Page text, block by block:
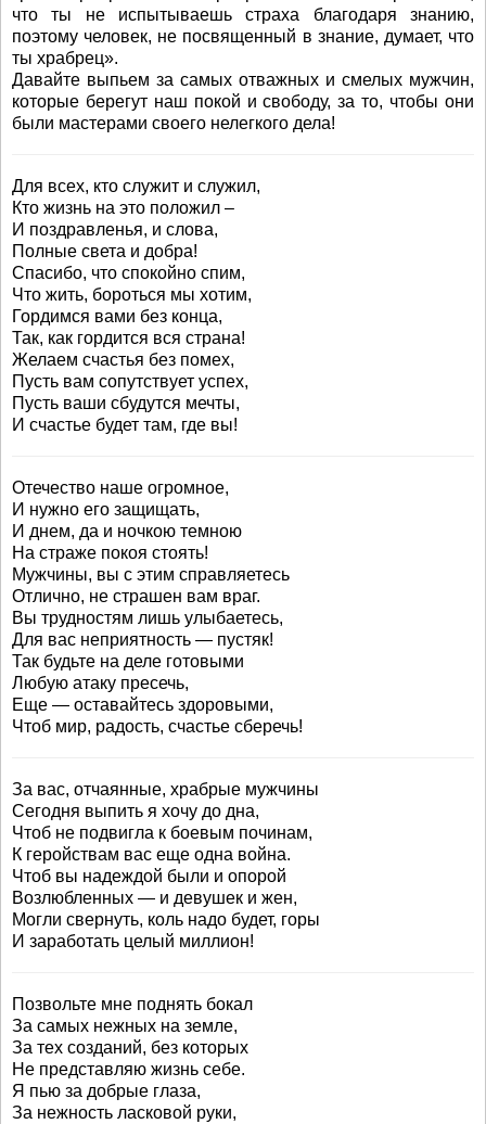
что ты не испытываешь страха благодаря знанию,
поэтому человек, не посвященный в знание, думает, что
ты храбрец».
Давайте выпьем за самых отважных и смелых мужчин,
которые берегут наш покой и свободу, за то, чтобы они
были мастерами своего нелегкого дела!
Для всех, кто служит и служил,
Кто жизнь на это положил –
И поздравленья, и слова,
Полные света и добра!
Спасибо, что спокойно спим,
Что жить, бороться мы хотим,
Гордимся вами без конца,
Так, как гордится вся страна!
Желаем счастья без помех,
Пусть вам сопутствует успех,
Пусть ваши сбудутся мечты,
И счастье будет там, где вы!
Отечество наше огромное,
И нужно его защищать,
И днем, да и ночкою темною
На страже покоя стоять!
Мужчины, вы с этим справляетесь
Отлично, не страшен вам враг.
Вы трудностям лишь улыбаетесь,
Для вас неприятность — пустяк!
Так будьте на деле готовыми
Любую атаку пресечь,
Еще — оставайтесь здоровыми,
Чтоб мир, радость, счастье сберечь!
За вас, отчаянные, храбрые мужчины
Сегодня выпить я хочу до дна,
Чтоб не подвигла к боевым починам,
К геройствам вас еще одна война.
Чтоб вы надеждой были и опорой
Возлюбленных — и девушек и жен,
Могли свернуть, коль надо будет, горы
И заработать целый миллион!
Позвольте мне поднять бокал
За самых нежных на земле,
За тех созданий, без которых
Не представляю жизнь себе.
Я пью за добрые глаза,
За нежность ласковой руки,